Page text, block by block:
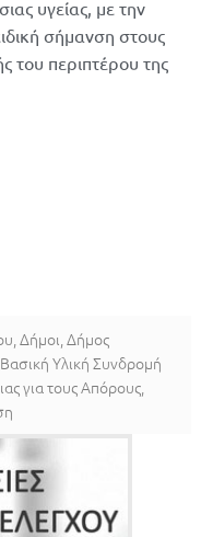
υγείας, με την
σήμανση στους
του περιπτέρου της
,Δήμοι,Δήμος
Βασική Υλική Συνδρομή
για τους Απόρους,